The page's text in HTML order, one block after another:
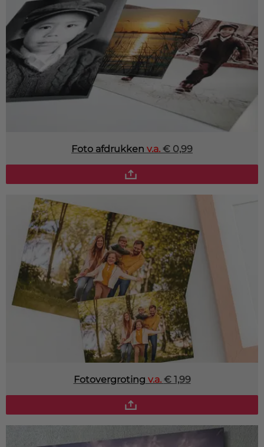
Skateboard deck
Levertijden
Inloggen
WhatsApp
Foto afdrukken v.a. € 0,99
Fotovergroting v.a. € 1,99